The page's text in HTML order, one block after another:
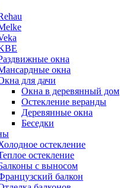
окна
окна
для дачи
Окна в деревянный дом
Остекление веранды
Деревянные окна
Беседки
остекление
остекление
с выносом
балкон